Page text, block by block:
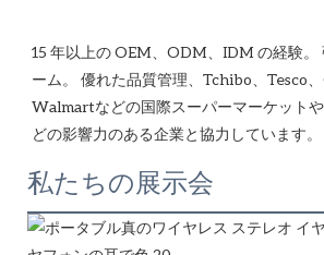
15 年以上の OEM、ODM、IDM の経験。
ーム。 優れた品質管理、Tchibo、Tesco
Walmartなどの国際スーパーマーケット
私たちの展示会